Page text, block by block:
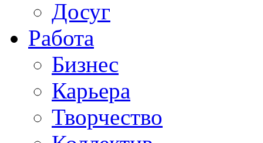
Досуг
Работа
Бизнес
Карьера
Творчество